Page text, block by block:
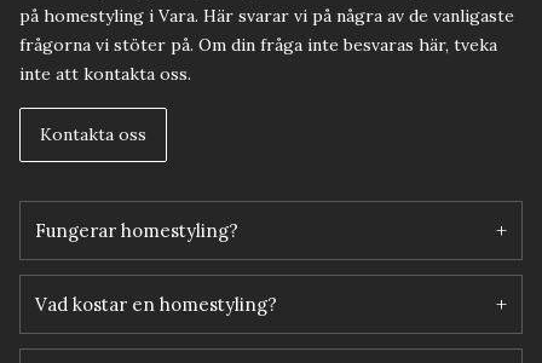
på homestyling i Vara. Här svarar vi på några av de vanligaste
frågorna vi stöter på. Om din fråga inte besvaras här, tveka
inte att kontakta oss.
Kontakta oss
Fungerar homestyling? +
Vad kostar en homestyling? +